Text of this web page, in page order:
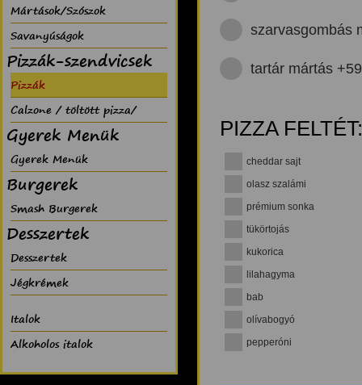
Mártások/Szószok
Savanyúságok
Pizzák-szendvicsek
Pizzák
Calzone / töltött pizza/
Gyerek Menük
Gyerek Menük
Burgerek
Smash Burgerek
Desszertek
Desszertek
Jégkrémek
Italok
Alkoholos italok
szarvasgombás
tartár mártás
PIZZA FELTÉT:
cheddar sajt
olasz szalámi
prémium sonka
tükörtojás
kukorica
lilahagyma
bab
olívabogyó
pepperóni